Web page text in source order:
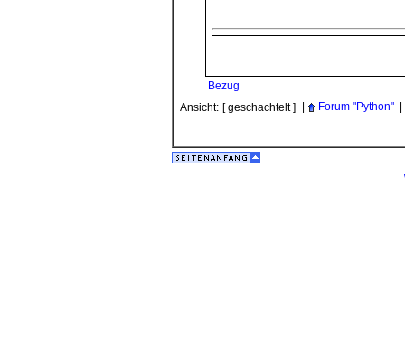
Bezug
Ansicht: [ geschachtelt ] Forum "Python"